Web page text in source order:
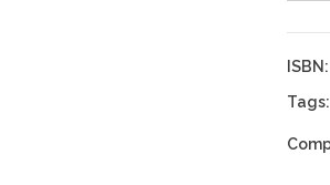
ISBN:
Tags: